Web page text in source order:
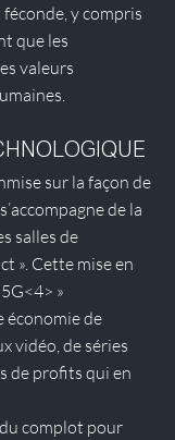
y compris
que les
valeurs
sur la façon de
de la
salles de
». Cette mise en
<4> »
économie de
vidéo, de séries
de profits qui en
du complot pour